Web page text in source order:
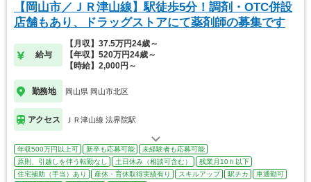
【岡山市／ＪＲ津山線】駅徒歩5分！調剤・OTC併設
店舗もあり、ドラッグストアにて薬剤師の募集です
給与
【月収】37.5万円24歳～
【年収】520万円24歳～
【時給】2,000円～
勤務地 岡山県 岡山市北区
アクセス ＪＲ津山線 法界院駅
年収500万円以上可 新卒も応募可能
未経験者も応募可能
原則、引越しを伴う転勤なし
土日休み（相談可含む）
残業月10ｈ以下
住宅補助（手当）あり
産休・育休取得実績有り スキルアップ 駅チカ
車通勤可